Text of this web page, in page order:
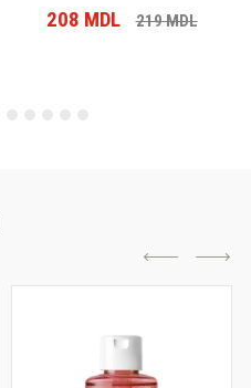
208 MDL 219MDL